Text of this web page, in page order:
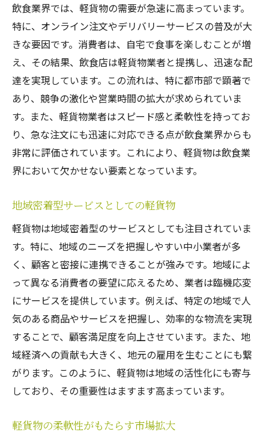
飲食業界では、軽貨物の需要が急速に高まっています。
特に、オンライン注文やデリバリーサービスの普及が大
きな要因です。消費者は、自宅で食事を楽しむことが増
え、その結果、飲食店は軽貨物業者と提携し、迅速な配
達を実現しています。この流れは、特に都市部で顕著で
あり、競争の激化や営業時間の拡大が求められていま
す。また、軽貨物業者はスピード感と柔軟性を持ってお
り、急な注文にも迅速に対応できる点が飲食業界からも
非常に評価されています。これにより、軽貨物は飲食業
界において欠かせない要素となっています。
地域密着型サービスとしての軽貨物
軽貨物は地域密着型のサービスとしても注目されていま
す。特に、地域のニーズを把握しやすい中小業者が多
く、顧客と密接に連携できることが強みです。地域によ
って異なる消費者の要望に応えるため、業者は臨機応変
にサービスを提供しています。例えば、特定の地域で人
気のある商品やサービスを把握し、効率的な物流を実現
することで、顧客満足度を向上させています。また、地
域経済への貢献も大きく、地元の雇用を生むことにも繋
がります。このように、軽貨物は地域の活性化にも寄与
しており、その重要性はますます高まっています。
軽貨物の柔軟性がもたらす市場拡大